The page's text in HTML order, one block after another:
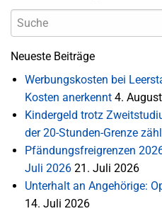
Neueste Beiträge
Werbungskosten bei
Kosten anerkennt 4.
Kindergeld trotz
der 20-Stunden-Grenze
Pfändungsfreigrenzen
Juli 2026 21. Juli 2026
Unterhalt an Angehörige:
14. Juli 2026